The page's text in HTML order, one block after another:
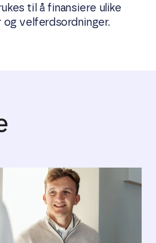
til å finansiere ulike
velferdsordninger.